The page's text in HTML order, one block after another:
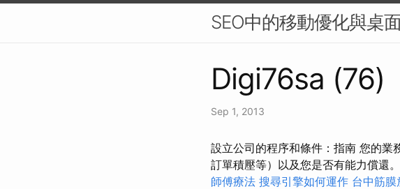
SEO中的移動優化與桌
Digi76sa (76)
Sep 1, 2013
設立公司的程序和條件：指南 您的業
訂單積壓等）以及您是否有能力償還。
師傅療法 搜尋引擎如何運作 台中筋